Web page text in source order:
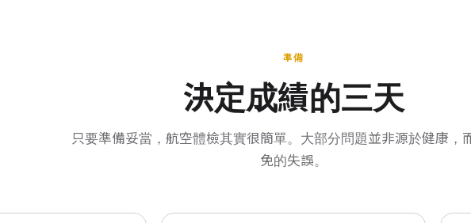
準備
決定成績的三天
只要準備妥當，航空體檢其實很簡單。大部分問題並非源於健康，
免的失誤。